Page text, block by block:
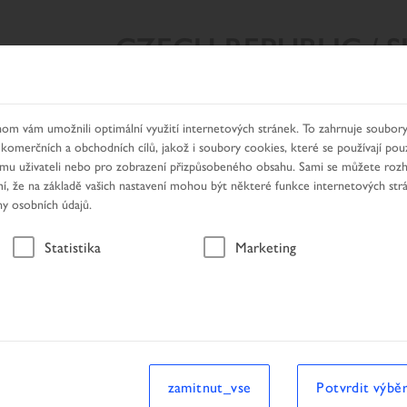
CZECH REPUBLIC /
VYHLEDÁVÁNÍ NAŠE PRODUKTY HLEDÁNÍ DEALERA
vám umožnili optimální využití internetových stránek. To zahrnuje
a obchodních cílů, jakož i soubory cookies, které se používají
uživateli nebo pro zobrazení přizpůsobeného obsahu. Sami se můžete
že na základě vašich nastavení mohou být některé funkce internetových
osobních údajů.
Statistika Marketing
zamitnut_vse Potvrdit výběr